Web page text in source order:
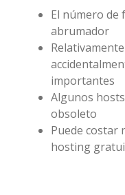
El número de
abrumador
importantes
Algunos
obsoleto
Puede costar
hosting